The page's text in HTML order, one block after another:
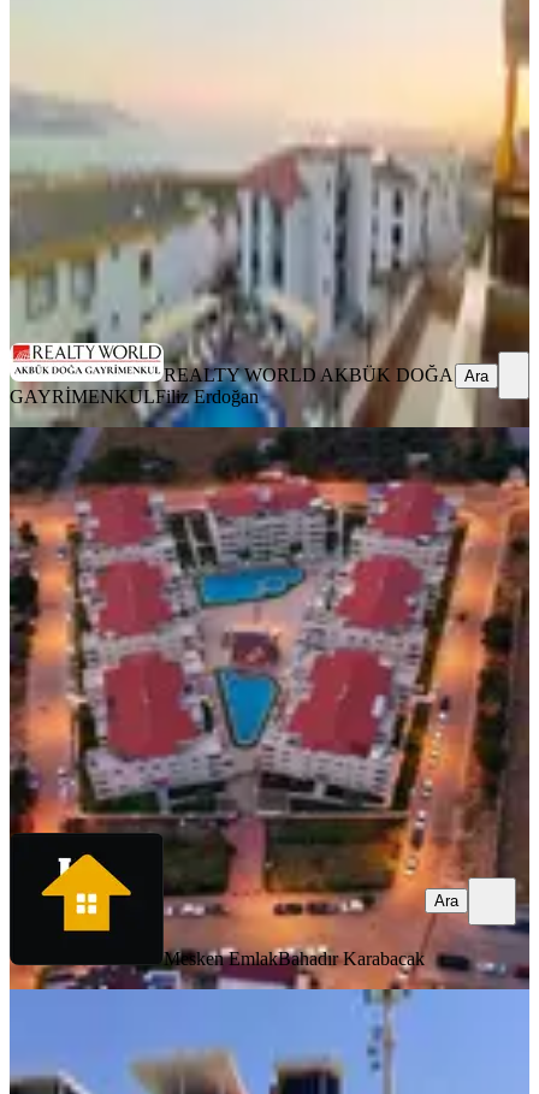
REALTY WORLD AKBÜK DOĞA GAYRİMENKUL
Filiz
Erdoğan
REALTY WORLD AKBÜK DOĞA
GAYRİMENKULFiliz Erdoğan
Ara
YENİ
Didim Çamlık Mah.'de , Didim'in En
İyi Sitesi Royal Marina'da Full Eşya
2+1 Daire
Didim, Çamlık Mahallesi
2+1·90 m²·2. Kat ·06.08.2026
7.250.000 ₺
Mesken EmlakBahadır Karabacak
Ara
Mesken EmlakBahadır Karabacak
Ara
Aydın Didimde Denize 400 Metre
Uzaklıkta Arakat 2+1 Satılık Daire